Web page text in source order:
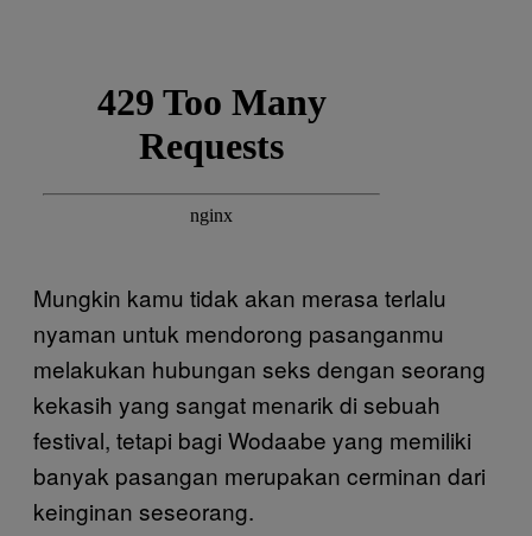
Mungkin kamu tidak akan merasa terlalu
nyaman untuk mendorong pasanganmu
melakukan hubungan seks dengan seorang
kekasih yang sangat menarik di sebuah
festival, tetapi bagi Wodaabe yang memiliki
banyak pasangan merupakan cerminan dari
keinginan seseorang.